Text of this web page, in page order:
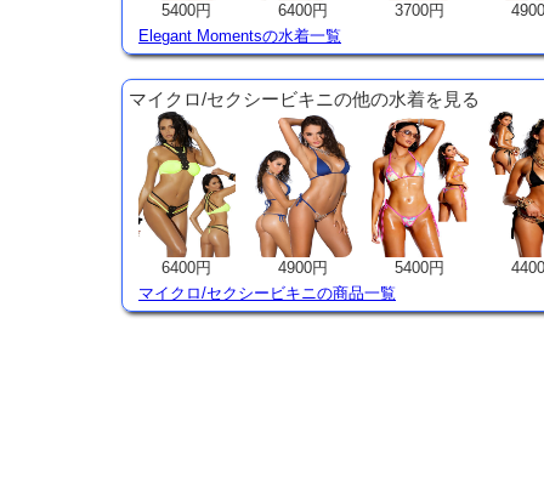
5400円 6400円 3700円
Elegant Momentsの水着一覧
マイクロ/セクシービキニの他の水着を見る
6400円 4900円 5400円
マイクロ/セクシービキニの商品一覧